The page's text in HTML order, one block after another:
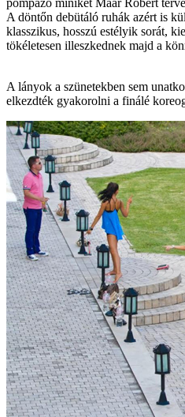
A döntőn debütáló ruhák azért is
klasszikus, hosszú estélyik sorát,
tökéletesen illeszkednek majd a
A lányok a szünetekben sem
elkezdték gyakorolni a finálé